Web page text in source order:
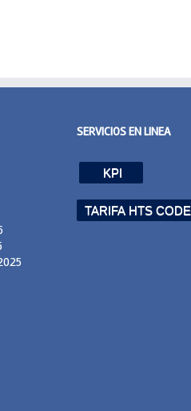
SERVICIOS EN LINEA
KPI
TARIFA HTS CODE